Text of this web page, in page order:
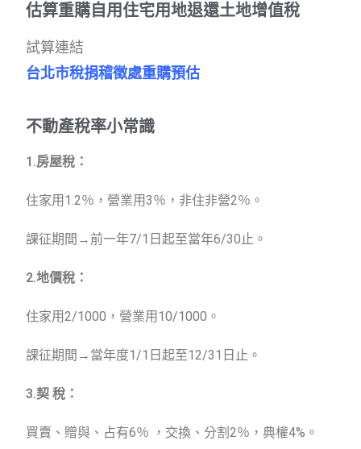
估算重購自用住宅用地退還土地增值稅
試算連結
台北市稅捐稽徵處重購預估
不動產稅率小常識
1.房屋稅：
住家用1.2％，營業用3％，非住非營2％。
課征期間→前一年7/1日起至當年6/30止。
2.地價稅：
住家用2/1000，營業用10/1000。
課征期間→當年度1/1日起至12/31日止。
3.契 稅：
買賣、贈與、占有6％ ，交換、分割2％，典權4%。